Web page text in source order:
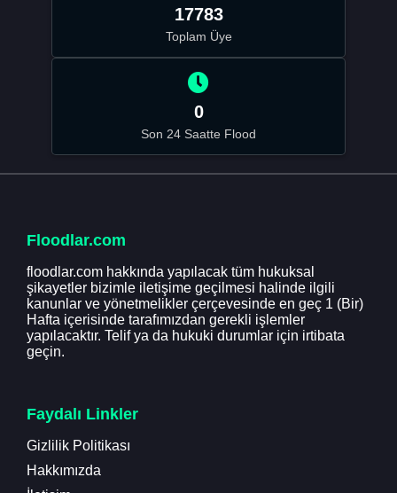
17783
Toplam Üye
0
Son 24 Saatte Flood
Floodlar.com
floodlar.com hakkında yapılacak tüm hukuksal
şikayetler bizimle iletişime geçilmesi halinde ilgili
kanunlar ve yönetmelikler çerçevesinde en geç 1 (Bir)
Hafta içerisinde tarafımızdan gerekli işlemler
yapılacaktır. Telif ya da hukuki durumlar için irtibata
geçin.
Faydalı Linkler
Gizlilik Politikası
Hakkımızda